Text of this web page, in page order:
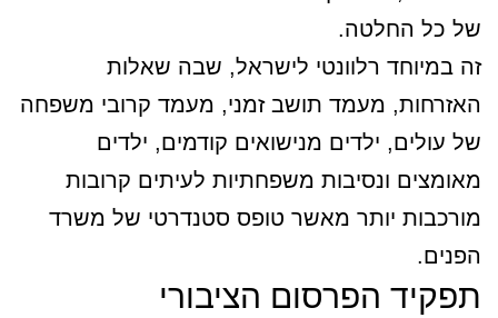
של כל החלטה.
זה במיוחד רלוונטי לישראל, שבה שאלות
האזרחות, מעמד תושב זמני, מעמד קרובי משפחה
של עולים, ילדים מנישואים קודמים, ילדים
מאומצים ונסיבות משפחתיות לעיתים קרובות
מורכבות יותר מאשר טופס סטנדרטי של משרד
הפנים.
תפקיד הפרסום הציבורי